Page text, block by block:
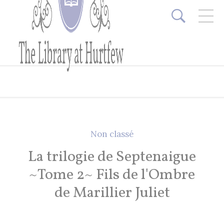
Lectures 2022
6 janvier 2022 0 Comments
Lectures 2021
2 Comments
Lectures 2020
8 décembre 2020 1 Comment
Non classé
La trilogie de Septenaigue
~Tome 2~ Fils de l'Ombre
de Marillier Juliet